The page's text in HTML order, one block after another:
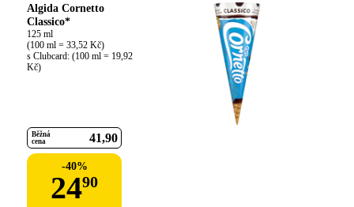
Algida Cornetto
Classico*
125 ml
(100 ml = 33,52 Kč)
s Clubcard: (100 ml = 19,92
Kč)
Běžná
cena
41 90
-40%
2490